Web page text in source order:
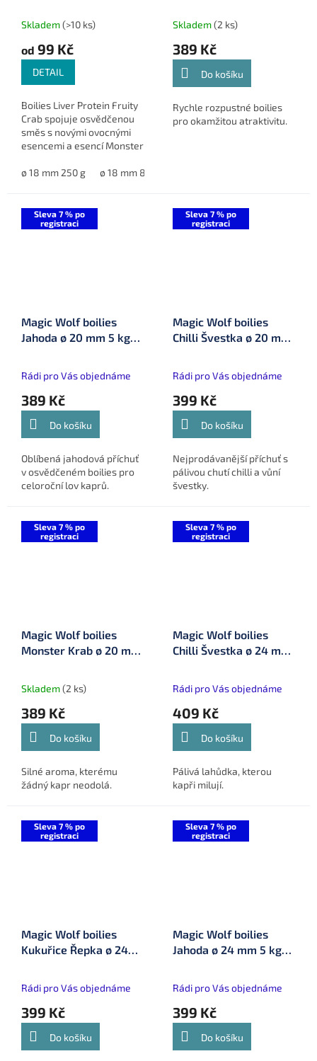
Skladem(>10 ks)
od 99 Kč
DETAIL
Boilies Liver Protein Fruity
Crab spojuje osvědčenou
směs s novými ovocnými
esencemi a esencí Monster
okamžitou účinnost a
ø 18 mm 250 g ø 18 mm 800 g
Skladem(2 ks)
389 Kč
Do košíku
Rychle rozpustné boilies
pro okamžitou atraktivitu.
Sleva 7 % po
registraci
Magic Wolf boilies
Jahoda ø 20 mm 5 kg
Rádi pro Vás objednáme
389 Kč
Do košíku
Oblíbená jahodová příchuť
v osvědčeném boilies pro
celoroční lov kaprů.
Sleva 7 % po
registraci
Magic Wolf boilies
Chilli Švestka ø 20 mm
Rádi pro Vás objednáme
399 Kč
Do košíku
Nejprodávanější příchuť s
pálivou chutí chilli a vůní
švestky.
Sleva 7 % po
registraci
Magic Wolf boilies
Monster Krab ø 20 mm
Skladem(2 ks)
389 Kč
Do košíku
Silné aroma, kterému
žádný kapr neodolá.
Sleva 7 % po
registraci
Magic Wolf boilies
Chilli Švestka ø 24 mm
Rádi pro Vás objednáme
409 Kč
Do košíku
Pálivá lahůdka, kterou
kapři milují.
Sleva 7 % po
registraci
Magic Wolf boilies
Kukuřice Řepka ø 24
Rádi pro Vás objednáme
399 Kč
Do košíku
Sleva 7 % po
registraci
Magic Wolf boilies
Jahoda ø 24 mm 5 kg
Rádi pro Vás objednáme
399 Kč
Do košíku